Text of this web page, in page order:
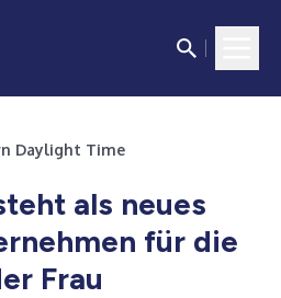
Daylight Time
als neues
für die
Frau